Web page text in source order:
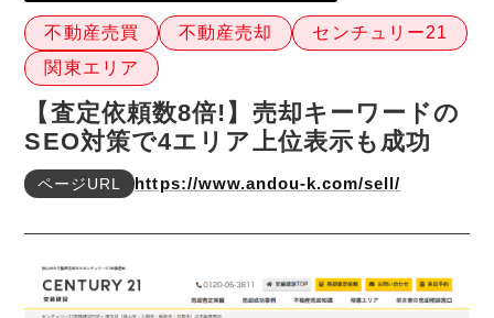
不動産売買 不動産売却
センチュリー21
関東エリア
【査定依頼数8倍!】売却キーワードの
SEO対策で4エリア上位表示も成功
ページURL https://www.andou-k.com/sell/